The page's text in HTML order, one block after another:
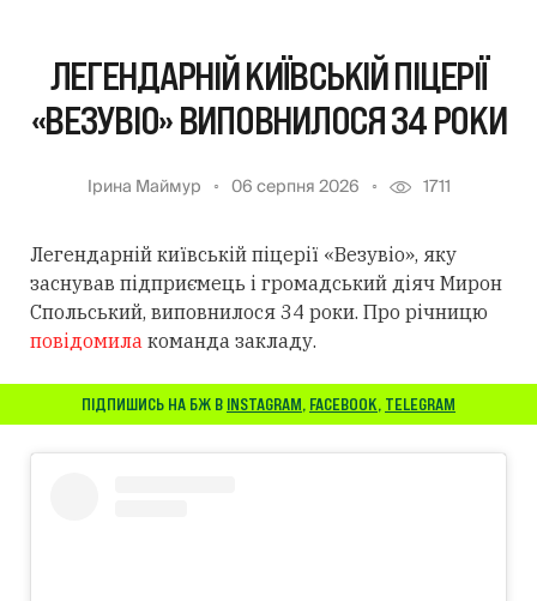
ЛЕГЕНДАРНІЙ КИЇВСЬКІЙ ПІЦЕРІЇ
«ВЕЗУВІО» ВИПОВНИЛОСЯ 34 РОКИ
Ірина Маймур 06 серпня 2026 1711
Легендарній київській піцерії «Везувіо», яку
заснував підприємець і громадський діяч Мирон
Спольський, виповнилося 34 роки. Про річницю
повідомила команда закладу.
ПІДПИШИСЬ НА БЖ В INSTAGRAM, FACEBOOK, TELEGRAM